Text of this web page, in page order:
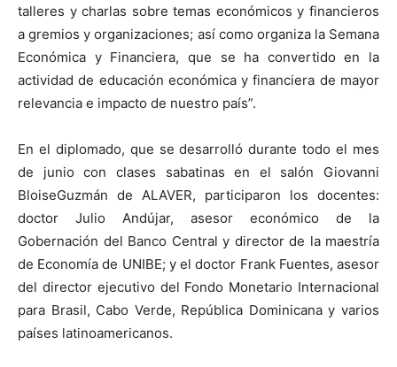
talleres y charlas sobre temas económicos y financieros
a gremios y organizaciones; así como organiza la Semana
Económica y Financiera, que se ha convertido en la
actividad de educación económica y financiera de mayor
relevancia e impacto de nuestro país”.
En el diplomado, que se desarrolló durante todo el mes
de junio con clases sabatinas en el salón Giovanni
BloiseGuzmán de ALAVER, participaron los docentes:
doctor Julio Andújar, asesor económico de la
Gobernación del Banco Central y director de la maestría
de Economía de UNIBE; y el doctor Frank Fuentes, asesor
del director ejecutivo del Fondo Monetario Internacional
para Brasil, Cabo Verde, República Dominicana y varios
países latinoamericanos.